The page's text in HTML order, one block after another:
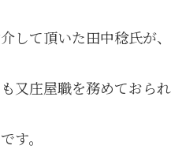
て頂いた田中稔氏が、
又庄屋職を務めておられ
す。